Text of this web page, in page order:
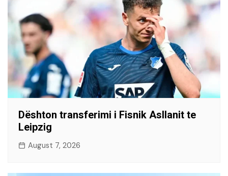
Dështon transferimi i Fisnik Asllanit te
Leipzig
August 7, 2026